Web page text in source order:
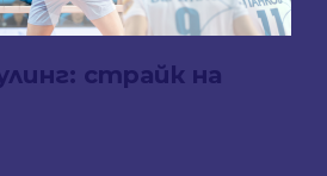
страйк на